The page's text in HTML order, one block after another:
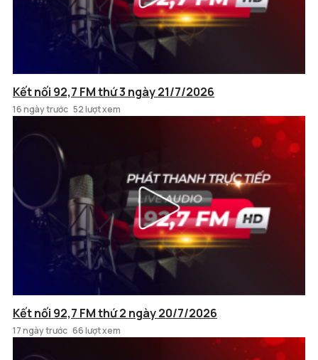
Kết nối 92,7 FM thứ 3 ngày 21/7/2026
16 ngày trước 52 lượt xem
Kết nối 92,7 FM thứ 2 ngày 20/7/2026
17 ngày trước 66 lượt xem